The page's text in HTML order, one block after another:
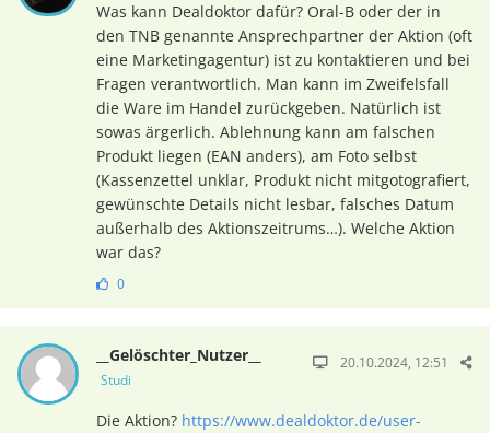
Was kann Dealdoktor dafür? Oral-B oder der in
den TNB genannte Ansprechpartner der Aktion (oft
eine Marketingagentur) ist zu kontaktieren und bei
Fragen verantwortlich. Man kann im Zweifelsfall
die Ware im Handel zurückgeben. Natürlich ist
sowas ärgerlich. Ablehnung kann am falschen
Produkt liegen (EAN anders), am Foto selbst
(Kassenzettel unklar, Produkt nicht mitgotografiert,
gewünschte Details nicht lesbar, falsches Datum
außerhalb des Aktionszeitrums…). Welche Aktion
war das?
0
__Gelöschter_Nutzer__
Studi
20.10.2024, 12:51
Die Aktion? https://www.dealdoktor.de/user-